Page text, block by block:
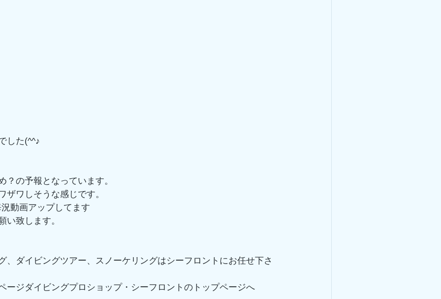
した(^^♪
？の予報となっています。
ザワしそうな感じです。
動画アップしてます
い致します。
、ダイビングツアー、スノーケリングはシーフロントにお任せ下さ
ージダイビングプロショップ・シーフロントのトップページへ